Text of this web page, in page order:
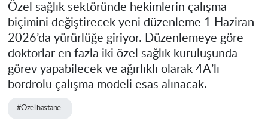
Özel sağlık sektöründe hekimlerin çalışma
biçimini değiştirecek yeni düzenleme 1 Haziran
2026’da yürürlüğe giriyor. Düzenlemeye göre
doktorlar en fazla iki özel sağlık kuruluşunda
görev yapabilecek ve ağırlıklı olarak 4A’lı
bordrolu çalışma modeli esas alınacak.
#Özel hastane
Saruhanlı
Soma
Resmi İlanlar
Tüm Manşetler
Son Dakika Haberleri
Haber Arşivi